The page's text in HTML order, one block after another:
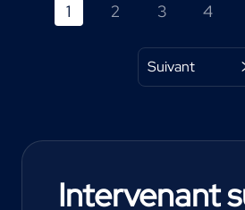
1 2 3 4
Suivant
Intervenant